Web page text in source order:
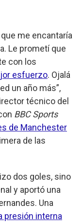
me encantaría
Le prometí que
con los
esfuerzo. Ojalá
un año más”,
técnico del
BBC Sports
de Manchester
de las
dos goles, sino
y aportó una
Una
presión interna